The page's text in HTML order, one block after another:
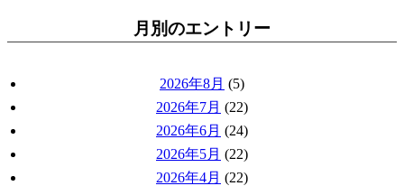
月別のエントリー
2026年8月 (5)
2026年7月 (22)
2026年6月 (24)
2026年5月 (22)
2026年4月 (22)